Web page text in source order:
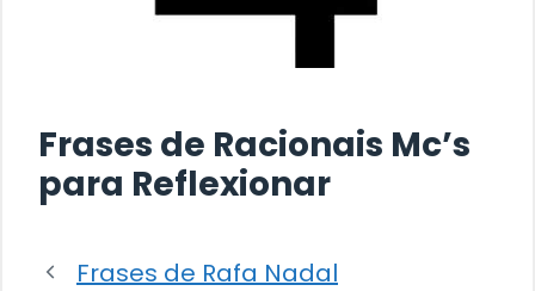
Frases de Racionais Mc’s
para Reflexionar
Frases de Rafa Nadal